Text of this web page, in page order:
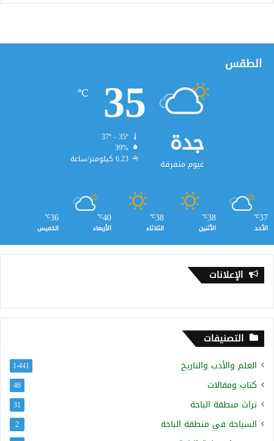
الطقس
جدة
غيوم متفرقة
35
℃
37º - 35º
39%
6.23 كيلومتر/ساعة
37
℃
الأحد
38
℃
الأثنين
38
℃
الثلاثاء
40
℃
الأربعاء
36
℃
الخميس
الإعلانات
التصنيفات
العلم والأدب والتاريخ 1٬441
كتاب ومقالات 46
تراث منطقة الباحة 31
السياحة في منطقة الباحة 2